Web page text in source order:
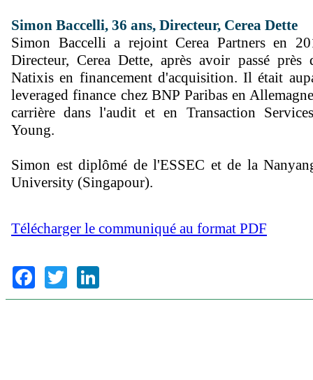
Simon Baccelli, 36 ans, Directeur, Cerea Dette
Simon Baccelli a rejoint Cerea Partners en
Directeur, Cerea Dette, après avoir passé près
Natixis en financement d'acquisition. Il était
leveraged finance chez BNP Paribas en
carrière dans l'audit et en Transaction
Young.
Simon est diplômé de l'ESSEC et de la
University (Singapour).
Télécharger le communiqué au format PDF
FacebookTwitter